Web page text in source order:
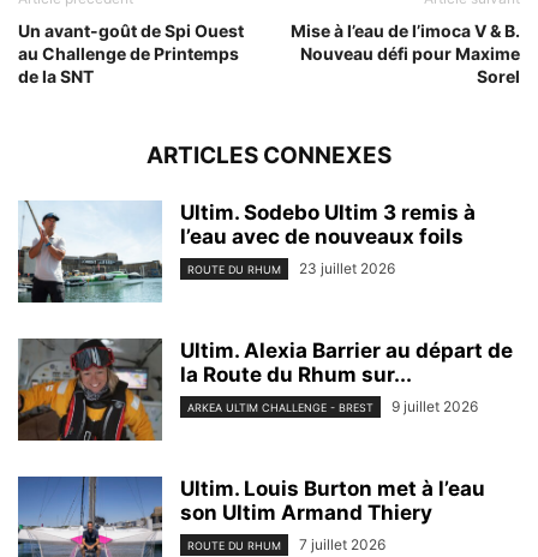
Un avant-goût de Spi Ouest
au Challenge de Printemps
de la SNT
Mise à l’eau de l’imoca V & B.
Nouveau défi pour Maxime
Sorel
ARTICLES CONNEXES
Ultim. Sodebo Ultim 3 remis à
l’eau avec de nouveaux foils
ROUTE DU RHUM 23 juillet 2026
Ultim. Alexia Barrier au départ de
la Route du Rhum sur...
ARKEA ULTIM CHALLENGE - BREST 9 juillet 2026
Ultim. Louis Burton met à l’eau
son Ultim Armand Thiery
ROUTE DU RHUM 7 juillet 2026